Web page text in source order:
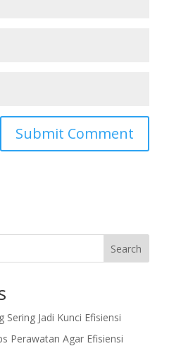
Search
Jadi Kunci Efisiensi
Perawatan Agar Efisiensi